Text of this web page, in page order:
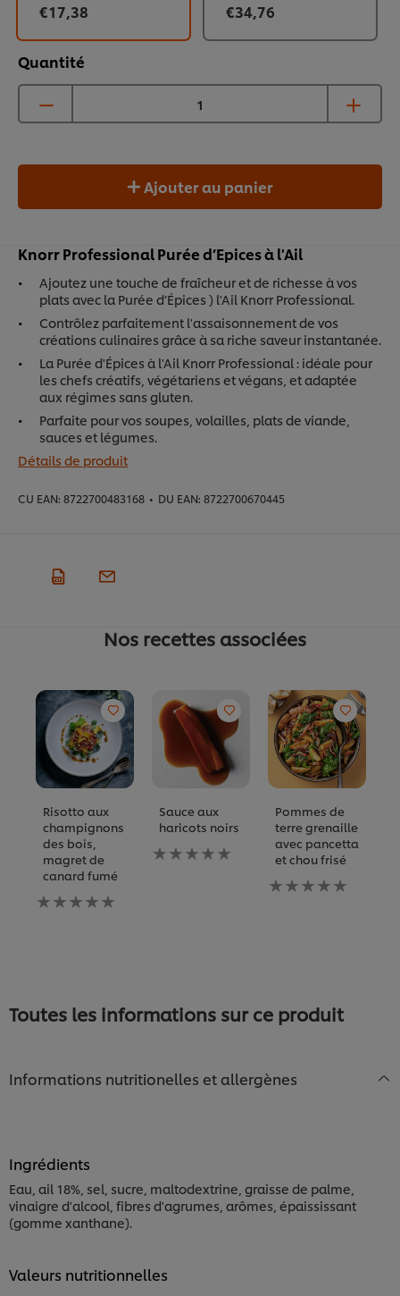
Quantité
€17,38 €34,76
Ajouter au panier
Knorr Professional Purée d’Epices à l'Ail
Ajoutez une touche de fraîcheur et de richesse à vos
plats avec la Purée d’Épices ) l'Ail Knorr Professional.
Contrôlez parfaitement l'assaisonnement de vos
créations culinaires grâce à sa riche saveur instantanée.
La Purée d'Épices à l'Ail Knorr Professional : idéale pour
les chefs créatifs, végétariens et végans, et adaptée
aux régimes sans gluten.
Parfaite pour vos soupes, volailles, plats de viande,
sauces et légumes.
Détails de produit
CU EAN: 8722700483168 • DU EAN: 8722700670445
Nos recettes associées
Risotto aux
champignons
des bois,
magret de
canard fumé
Aucune
évaluation
Sauce aux
haricots noirs
Aucune
évaluation
Pommes de
terre grenaille
avec pancetta
et chou frisé
Aucune
évaluation
Toutes les informations sur ce produit
Informations nutritionelles et allergènes
Ingrédients
Eau, ail 18%, sel, sucre, maltodextrine, graisse de palme,
vinaigre d'alcool, fibres d'agrumes, arômes, épaississant
(gomme xanthane).
Valeurs nutritionnelles